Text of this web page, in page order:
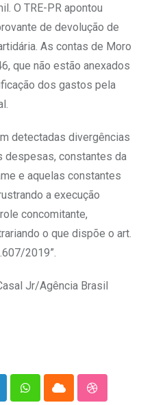
O TRE-PR apontou
de devolução de
As contas de Moro
que não estão anexados
dos gastos pela
detectadas divergências
despesas, constantes da
e aquelas constantes
a execução
concomitante,
o que dispõe o art.
2019”.
Jr/Agência Brasil
WhatsappCloud